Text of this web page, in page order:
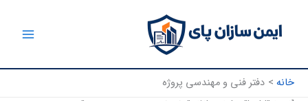
خانه
دفتر فنی و مهندسی پروژه